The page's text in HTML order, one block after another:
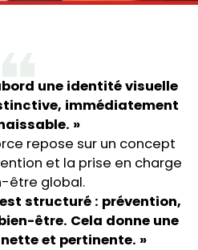
une identité visuelle
immédiatement
»
repose sur un concept
et la prise en charge
être global.
structuré : prévention,
être. Cela donne une
et pertinente. »